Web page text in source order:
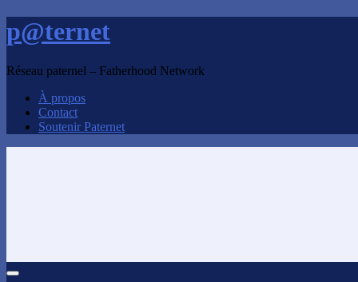
p@ternet
Réseau paternel – Fatherhood Network
À propos
Contact
Soutenir Paternet